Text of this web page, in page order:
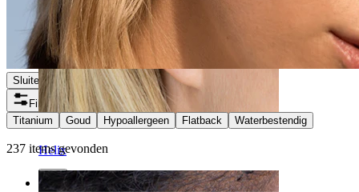
Helix
Sluiten
Filters
Titanium
Goud Hypoallergeen Flatback Waterbestendig
237 items gevonden